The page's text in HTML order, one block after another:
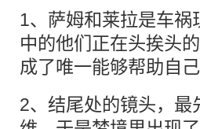
1、萨姆和莱拉是车
中的他们正在头挨头
成了唯一能够帮助
2、结尾处的镜头，